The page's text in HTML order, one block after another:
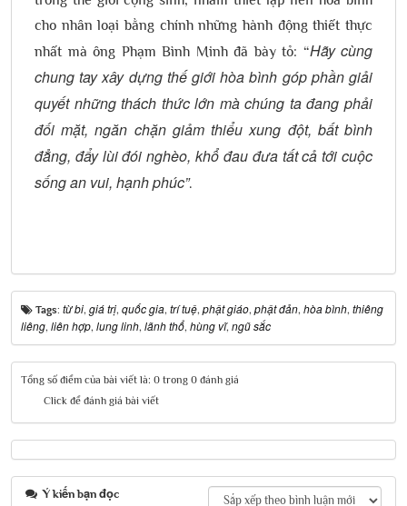
cho nhân loại bằng chính những hành động thiết thực
nhất mà ông Phạm Bình Minh đã bày tỏ: “Hãy cùng
chung tay xây dựng thế giới hòa bình góp phần giải
quyết những thách thức lớn mà chúng ta đang phải
đối mặt, ngăn chặn giảm thiểu xung đột, bất bình
đẳng, đẩy lùi đói nghèo, khổ đau đưa tất cả tới cuộc
sống an vui, hạnh phúc”.
Tags: từ bi, giá trị, quốc gia, trí tuệ, phật giáo, phật đản, hòa bình, thiêng
liêng, liên hợp, lung linh, lãnh thổ, hùng vĩ, ngũ sắc
Tổng số điểm của bài viết là: 0 trong 0 đánh giá
Click để đánh giá bài viết
Ý kiến bạn đọc